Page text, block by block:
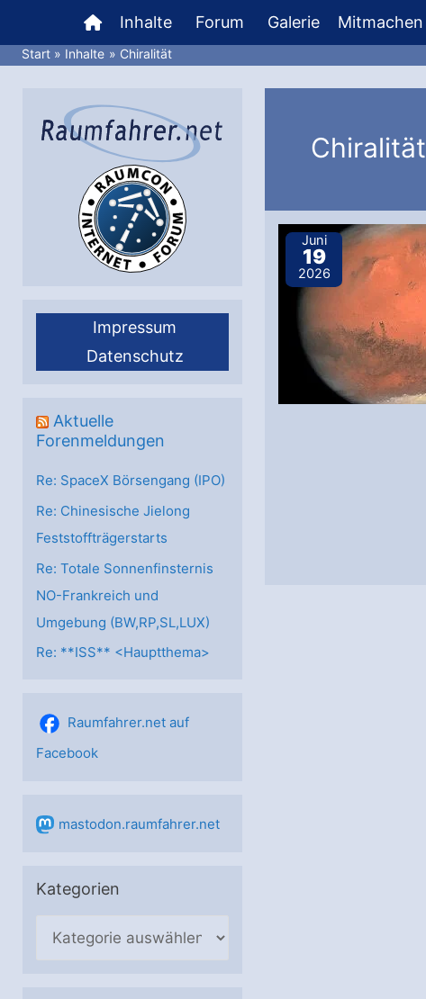
Inhalt
springen
Inhalte Forum Galerie Mitmachen
Start Inhalte Chiralität
Impressum
Datenschutz
Aktuelle
Forenmeldungen
Re: SpaceX Börsengang (IPO)
Re: Chinesische Jielong
Feststoffträgerstarts
Re: Totale Sonnenfinsternis
NO-Frankreich und
Umgebung (BW,RP,SL,LUX)
Re: **ISS** <Hauptthema>
Raumfahrer.net auf
Facebook
mastodon.raumfahrer.net
Kategorien
Chiralität
Juni
19
2026